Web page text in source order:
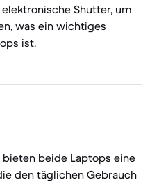
Shutter, um
was ein wichtiges
ist.
beide Laptops eine
den täglichen Gebrauch